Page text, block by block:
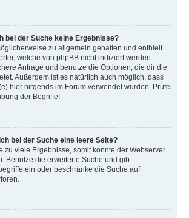
bei der Suche keine Ergebnisse?
zu allgemein gehalten und enthielt
welche von phpBB nicht indiziert werden.
Anfrage und benutze die Optionen, die dir die
Außerdem ist es natürlich auch möglich, dass
hier nirgends im Forum verwendet wurden. Prüfe
der Begriffe!
bei der Suche eine leere Seite?
zu viele Ergebnisse, somit konnte der Webserver
Benutze die erweiterte Suche und gib
ein oder beschränke die Suche auf